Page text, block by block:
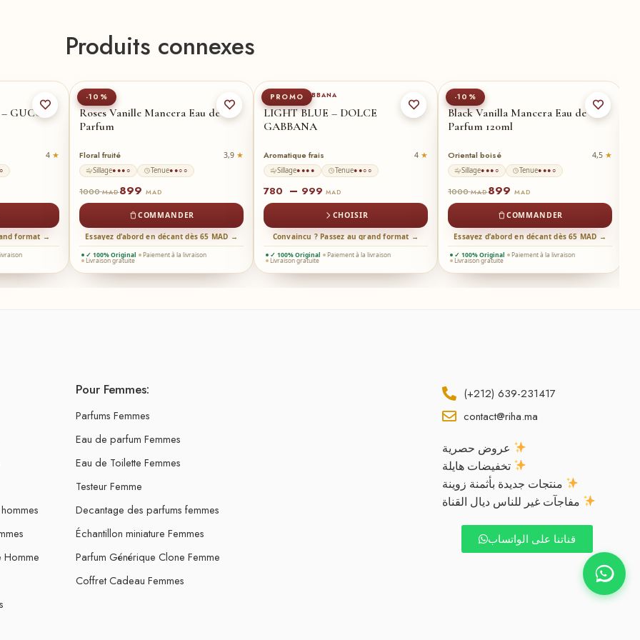
Produits connexes
GUCCI
4
format →
-10%
MANCERA
Roses Vanille Mancera Eau de
Parfum
Floral fruité 3,9
Sillage●●●○ Tenue●●○○
1000MAD899 MAD
COMMANDER
Essayez d’abord en décant dès 65 MAD →
✓ 100% Original Paiement à la livraison
Livraison gratuite
PROMO
DOLCE & GABBANA
LIGHT BLUE – DOLCE
GABBANA
Aromatique frais 4
Sillage●●●● Tenue●●○○
780 – 999 MAD
CHOISIR
Convaincu ? Passez au grand format →
✓ 100% Original Paiement à la livraison
Livraison gratuite
-10%
MANCERA
Black Vanilla Mancera Eau de
Parfum 120ml
Oriental boisé 4,5
Sillage●●●○ Tenue●●●○
1000MAD899 MAD
COMMANDER
Essayez d’abord en décant dès 65 MAD →
✓ 100% Original Paiement à la livraison
Livraison gratuite
Homme
Pour Femmes:
Parfums Femmes
Eau de parfum Femmes
Eau de Toilette Femmes
Testeur Femme
Decantage des parfums femmes
Échantillon miniature Femmes
Parfum Générique Clone Femme
Coffret Cadeau Femmes
(+212) 639-231417
contact@riha.ma
عروض حصرية
تخفيضات هايلة
منتجات جديدة بأثمنة زوينة
مفاجآت غير للناس ديال القناة
قناتنا على الواتساب